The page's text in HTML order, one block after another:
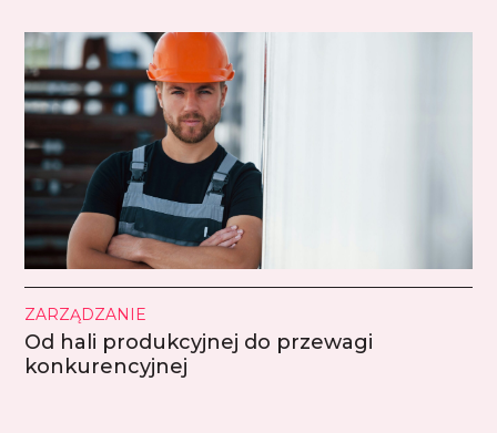
ZARZĄDZANIE
Od hali produkcyjnej do przewagi
konkurencyjnej